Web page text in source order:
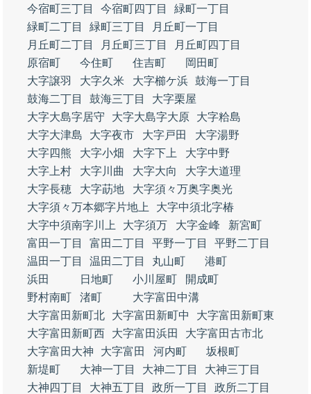
今宿町三丁目
今宿町四丁目
緑町一丁目
緑町二丁目
緑町三丁目
月丘町一丁目
月丘町二丁目
月丘町三丁目
月丘町四丁目
原宿町
今住町 住吉町
岡田町
大字譲羽
大字久米 大字櫛ケ浜 鼓海一丁目
鼓海二丁目
鼓海三丁目
大字栗屋
大字大島字居守
大字大島字大原
大字粭島
大字大津島
大字夜市 大字戸田
大字湯野
大字四熊
大字小畑 大字下上
大字中野
大字上村
大字川曲 大字大向
大字大道理
大字長穂
大字莇地
大字須々万奥字奥光
大字須々万本郷字片地上
大字中須北字椿
大字中須南字川上
大字須万 大字金峰
新宮町
富田一丁目
富田二丁目 平野一丁目
平野二丁目
温田一丁目
温田二丁目 丸山町
港町
浜田
日地町 小川屋町
開成町
野村南町
渚町
大字富田中溝
大字富田新町北
大字富田新町中
大字富田新町東
大字富田新町西
大字富田浜田
大字富田古市北
大字富田大神
大字富田 河内町
坂根町
新堤町
大神一丁目 大神二丁目
大神三丁目
大神四丁目
大神五丁目 政所一丁目
政所二丁目